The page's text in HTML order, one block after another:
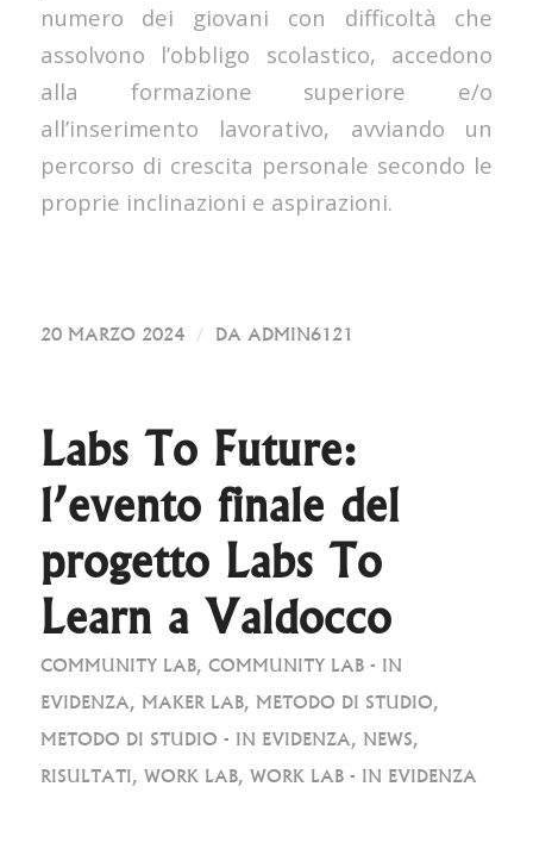
numero dei giovani con difficoltà che
assolvono l’obbligo scolastico, accedono
alla formazione superiore e/o
all’inserimento lavorativo, avviando un
percorso di crescita personale secondo le
proprie inclinazioni e aspirazioni.
20 MARZO 2024 / DA ADMIN6121
Labs To Future:
l’evento finale del
progetto Labs To
Learn a Valdocco
COMMUNITY LAB, COMMUNITY LAB - IN
EVIDENZA, MAKER LAB, METODO DI STUDIO,
METODO DI STUDIO - IN EVIDENZA, NEWS,
RISULTATI, WORK LAB, WORK LAB - IN EVIDENZA